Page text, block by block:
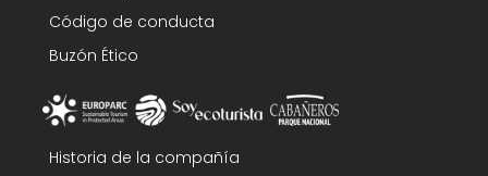
Código de conducta
Buzón Ético
Historia de la compañía